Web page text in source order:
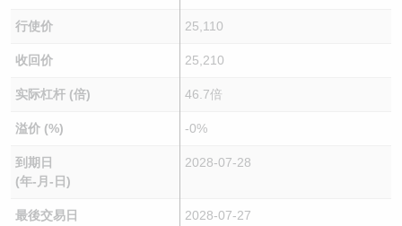
行使价 25,110
收回价 25,210
实际杠杆 (倍) 46.7倍
溢价 (%) -0%
到期日
(年-月-日)
2028-07-28
最後交易日
2028-07-27